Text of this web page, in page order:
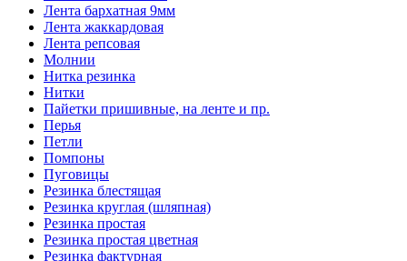
Лента бархатная 9мм
Лента жаккардовая
Лента репсовая
Молнии
Нитка резинка
Нитки
Пайетки пришивные, на ленте и пр.
Перья
Петли
Помпоны
Пуговицы
Резинка блестящая
Резинка круглая (шляпная)
Резинка простая
Резинка простая цветная
Резинка фактурная